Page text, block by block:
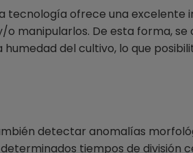
tecnología ofrece una
manipularlos. De esta forma, se
del cultivo, lo que
detectar anomalías
tiempos de división